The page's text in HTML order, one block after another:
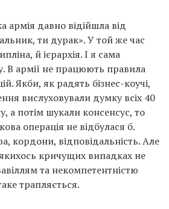
армія давно відійшла від
ти дурак». У той же час
й ієрархія. І я сама
В армії не працюють правила
Якби, як радять бізнес-коучі,
вислуховували думку всіх 40
а потім шукали консенсус, то
операція не відбулася б.
кордони, відповідальність. Але
кричущих випадках не
та некомпетентністю
трапляється.